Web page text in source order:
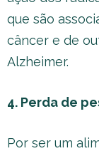
que são
câncer e de
Alzheimer.
4. Perda de
Por ser um